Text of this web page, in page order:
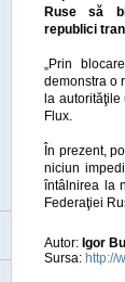
Ruse să
republici
„Prin
demonstra o
la autorităţile
Flux.
În prezent,
niciun
întâlnirea la
Federaţiei
Autor: Igor
Sursa: http://